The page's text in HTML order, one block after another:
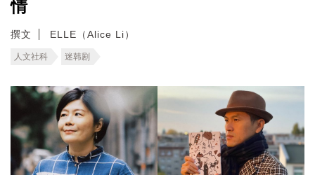
情
撰文 ELLE（Alice Li）
人文社科 迷韩剧